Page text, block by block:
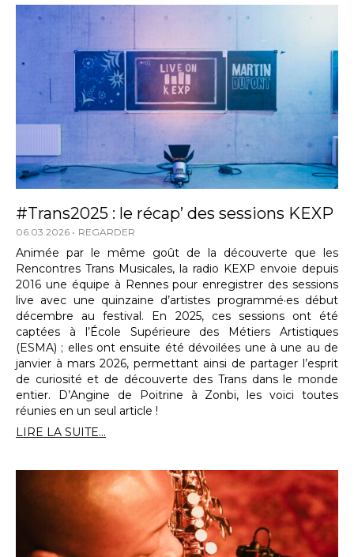
#Trans2025 : le récap’ des sessions KEXP
06.03.2026 REGARDER
Animée par le même goût de la découverte que les
Rencontres Trans Musicales, la radio KEXP envoie depuis
2016 une équipe à Rennes pour enregistrer des sessions
live avec une quinzaine d’artistes programmé·es début
décembre au festival. En 2025, ces sessions ont été
captées à l’École Supérieure des Métiers Artistiques
(ESMA) ; elles ont ensuite été dévoilées une à une au de
janvier à mars 2026, permettant ainsi de partager l’esprit
de curiosité et de découverte des Trans dans le monde
entier. D’Angine de Poitrine à Zonbi, les voici toutes
réunies en un seul article !
LIRE LA SUITE...